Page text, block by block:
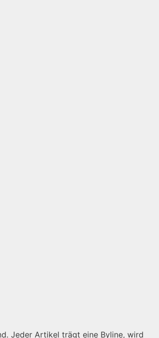
Jeder Artikel trägt eine Byline, wird